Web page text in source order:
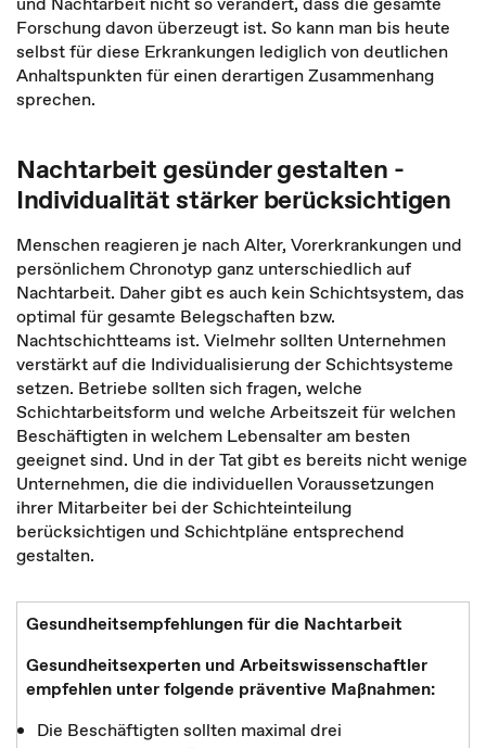
Forschung davon überzeugt ist. So kann man bis heute
selbst für diese Erkrankungen lediglich von deutlichen
Anhaltspunkten für einen derartigen Zusammenhang
sprechen.
Nachtarbeit gesünder gestalten -
Individualität stärker berücksichtigen
Menschen reagieren je nach Alter, Vorerkrankungen und
persönlichem Chronotyp ganz unterschiedlich auf
Nachtarbeit. Daher gibt es auch kein Schichtsystem, das
optimal für gesamte Belegschaften bzw.
Nachtschichtteams ist. Vielmehr sollten Unternehmen
verstärkt auf die Individualisierung der Schichtsysteme
setzen. Betriebe sollten sich fragen, welche
Schichtarbeitsform und welche Arbeitszeit für welchen
Beschäftigten in welchem Lebensalter am besten
geeignet sind. Und in der Tat gibt es bereits nicht wenige
Unternehmen, die die individuellen Voraussetzungen
ihrer Mitarbeiter bei der Schichteinteilung
berücksichtigen und Schichtpläne entsprechend
gestalten.
Gesundheitsempfehlungen für die Nachtarbeit
Gesundheitsexperten und Arbeitswissenschaftler
empfehlen unterfolgende präventive Maßnahmen:
Die Beschäftigten sollten maximal drei